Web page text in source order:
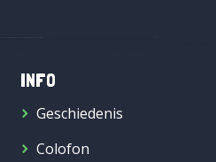
INFO
Geschiedenis
Colofon